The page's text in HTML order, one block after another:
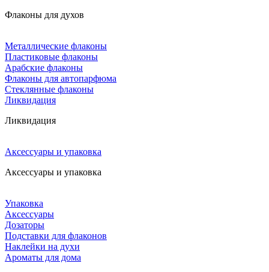
Флаконы для духов
Металлические флаконы
Пластиковые флаконы
Арабские флаконы
Флаконы для автопарфюма
Стеклянные флаконы
Ликвидация
Ликвидация
Аксессуары и упаковка
Аксессуары и упаковка
Упаковка
Аксессуары
Дозаторы
Подставки для флаконов
Наклейки на духи
Ароматы для дома